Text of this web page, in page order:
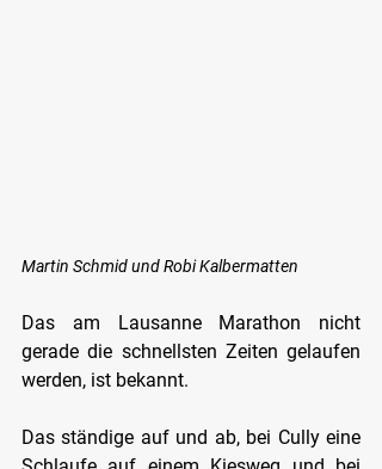
Martin Schmid und Robi Kalbermatten
Das am Lausanne Marathon nicht
gerade die schnellsten Zeiten gelaufen
werden, ist bekannt.
Das ständige auf und ab, bei Cully eine